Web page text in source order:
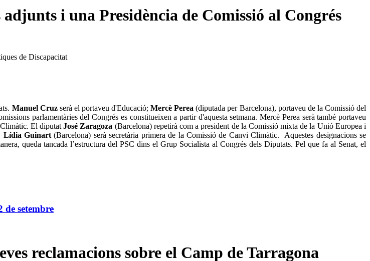
i una Presidència de Comissió al Congrés
de Discapacitat
Manuel Cruzserà el portaveu d'Educació; Mercè Perea(diputada per Barcelona), portaveu de la Comissió del
parlamentàries del Congrés es constitueixen a partir d'aquesta setmana. Mercè Perea serà també portaveu
El diputatJosé Zaragoza (Barcelona) repetirà com a president de la Comissió mixta de la Unió Europea i
Lídia Guinart (Barcelona) serà secretària primera de la Comissió de Canvi Climàtic. Aquestes designacions se
queda tancada l’estructura del PSC dins el Grup Socialista al Congrés dels Diputats. Pel que fa al Senat, el
setembre
reclamacions sobre el Camp de Tarragona